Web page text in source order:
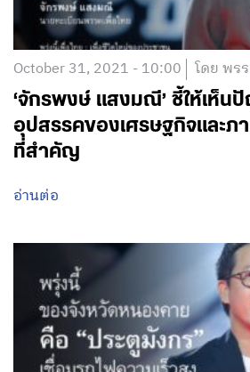
October 31, 2021 - 10:00 โดย พร
‘จักรพงษ์ แสงมณี’ ชี้ให้เห็น
อุปสรรคของเศรษฐกิจและภ
ที่สำคัญ
อ่านต่อ